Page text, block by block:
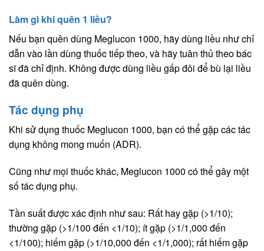
Làm gì khi quên 1 liều?
Nếu bạn quên dùng Meglucon 1000, hãy dùng liều như chỉ
dẫn vào lần dùng thuốc tiếp theo, và hãy tuân thủ theo bác
sĩ đã chỉ định. Không được dùng liều gấp đôi để bù lại liều
đã quên dùng.
Tác dụng phụ
Khi sử dụng thuốc Meglucon 1000, bạn có thể gặp các tác
dụng không mong muốn (ADR).
Cũng như mọi thuốc khác, Meglucon 1000 có thể gây một
số tác dụng phụ.
Tần suất được xác định như sau: Rất hay gặp (>1/10);
thường gặp (>1/100 đến <1/10); ít gặp (>1/1,000 đến
<1/100); hiếm gặp (>1/10,000 đến <1/1,000); rất hiếm gặp